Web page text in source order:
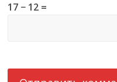
17 − 12 =